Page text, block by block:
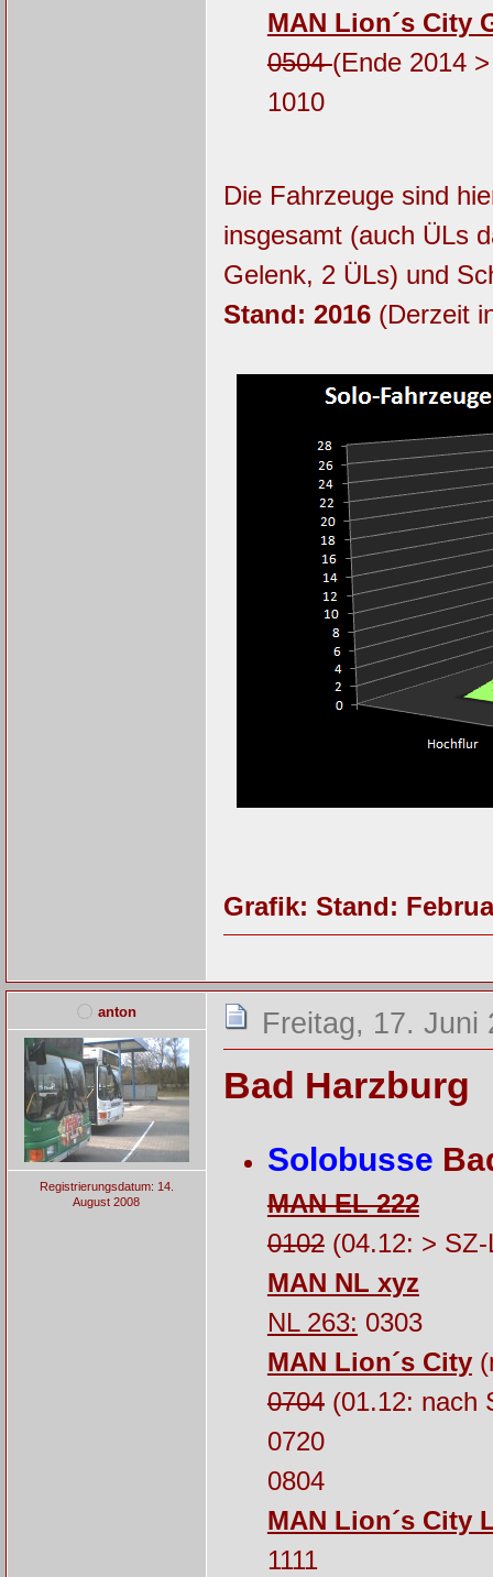
MAN Lion´s City
0504(Ende 2014
1010
Die Fahrzeuge sind
insgesamt (auch ÜLs
Gelenk, 2 ÜLs) und
Stand: 2016(Derzeit
Grafik: Stand:
anton
Registrierungsdatum: 14.
August 2008
Freitag, 17. Juni
Bad Harzburg
Solobusse
MAN EL 222
0102(04.12: > SZ-
MAN NL xyz
NL 263: 0303
MAN Lion´s City
0704(01.12: nach
0720
0804
MAN Lion´s City
1111